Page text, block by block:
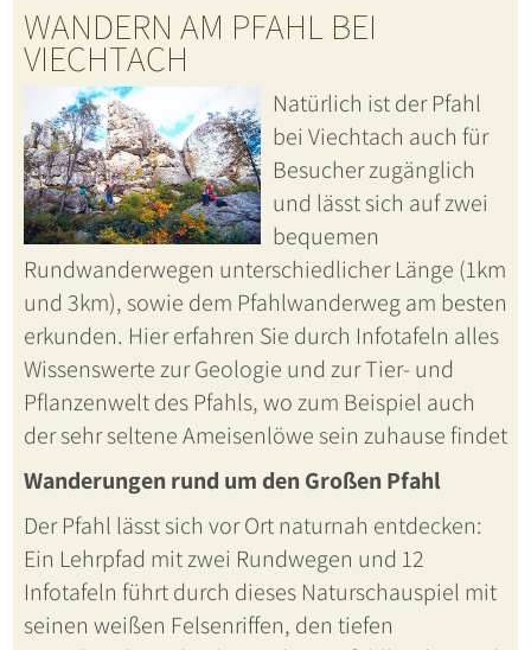
WANDERN AM PFAHL BEI
VIECHTACH
Natürlich ist der Pfahl
bei Viechtach auch für
Besucher zugänglich
und lässt sich auf zwei
bequemen
Rundwanderwegen unterschiedlicher Länge (1km
und 3km), sowie dem Pfahlwanderweg am besten
erkunden. Hier erfahren Sie durch Infotafeln alles
Wissenswerte zur Geologie und zur Tier- und
Pflanzenwelt des Pfahls, wo zum Beispiel auch
der sehr seltene Ameisenlöwe sein zuhause findet
Wanderungen rund um den Großen Pfahl
Der Pfahl lässt sich vor Ort naturnah entdecken:
Ein Lehrpfad mit zwei Rundwegen und 12
Infotafeln führt durch dieses Naturschauspiel mit
seinen weißen Felsenriffen, den tiefen